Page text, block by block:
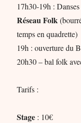
17h30-19h : Danses
Réseau Folk
temps en quadrette)
19h : ouverture du
20h30 – bal folk
Tarifs :
Stage : 10€